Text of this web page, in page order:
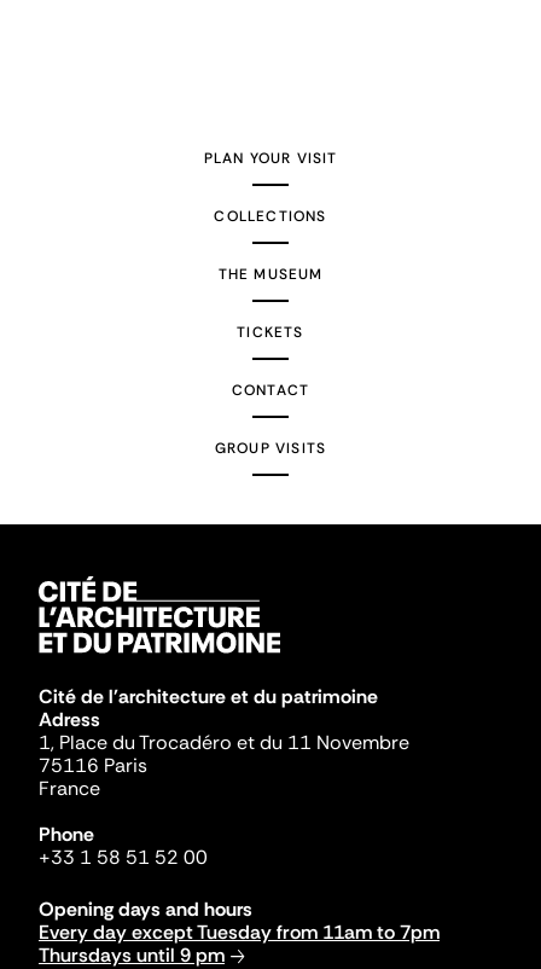
PLAN YOUR VISIT
COLLECTIONS
THE MUSEUM
TICKETS
CONTACT
GROUP VISITS
Cité de l'architecture et du patrimoine
Adress
1, Place du Trocadéro et du 11 Novembre
75116 Paris
France
Phone
+33 1 58 51 52 00
Opening days and hours
Every day except Tuesday from 11am to 7pm
Thursdays until 9 pm